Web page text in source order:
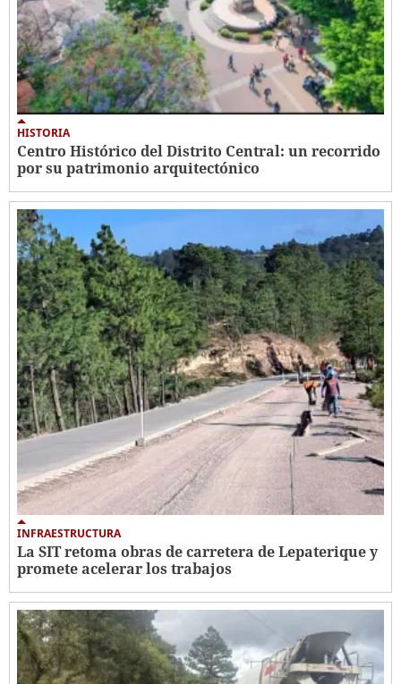
HISTORIA
Centro Histórico del Distrito Central: un recorrido
por su patrimonio arquitectónico
INFRAESTRUCTURA
La SIT retoma obras de carretera de Lepaterique y
promete acelerar los trabajos